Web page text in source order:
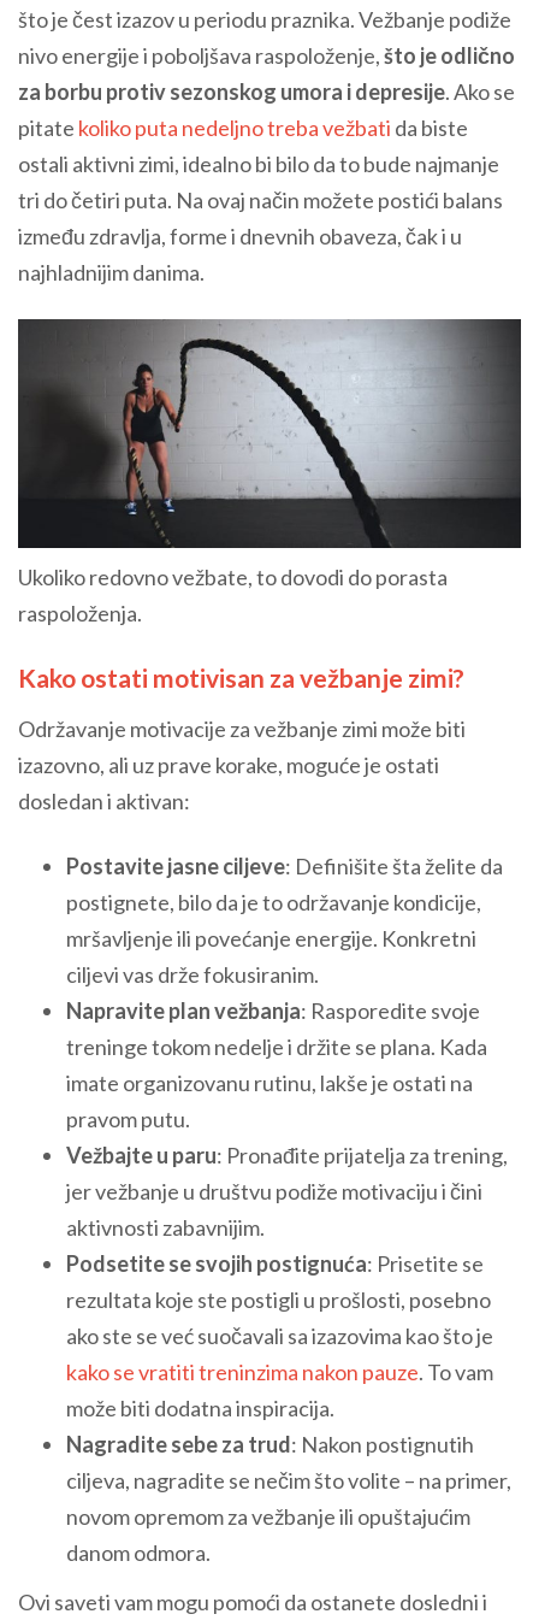
što je čest izazov u periodu praznika. Vežbanje podiže
nivo energije i poboljšava raspoloženje,što je odlično
za borbu protiv sezonskog umora i depresije. Ako se
pitate koliko puta nedeljno treba vežbati da biste
ostali aktivni zimi, idealno bi bilo da to bude najmanje
tri do četiri puta. Na ovaj način možete postići balans
između zdravlja, forme i dnevnih obaveza, čak i u
najhladnijim danima.
Ukoliko redovno vežbate, to dovodi do porasta
raspoloženja.
Kako ostati motivisan za vežbanje zimi?
Održavanje motivacije za vežbanje zimi može biti
izazovno, ali uz prave korake, moguće je ostati
dosledan i aktivan:
Postavite jasne ciljeve: Definišite šta želite da
postignete, bilo da je to održavanje kondicije,
mršavljenje ili povećanje energije. Konkretni
ciljevi vas drže fokusiranim.
Napravite plan vežbanja: Rasporedite svoje
treninge tokom nedelje i držite se plana. Kada
imate organizovanu rutinu, lakše je ostati na
pravom putu.
Vežbajte u paru: Pronađite prijatelja za trening,
jer vežbanje u društvu podiže motivaciju i čini
aktivnosti zabavnijim.
Podsetite se svojih postignuća: Prisetite se
rezultata koje ste postigli u prošlosti, posebno
ako ste se već suočavali sa izazovima kao što je
kako se vratiti treninzima nakon pauze. To vam
može biti dodatna inspiracija.
Nagradite sebe za trud: Nakon postignutih
ciljeva, nagradite se nečim što volite – na primer,
novom opremom za vežbanje ili opuštajućim
danom odmora.
Ovi saveti vam mogu pomoći da ostanete dosledni i